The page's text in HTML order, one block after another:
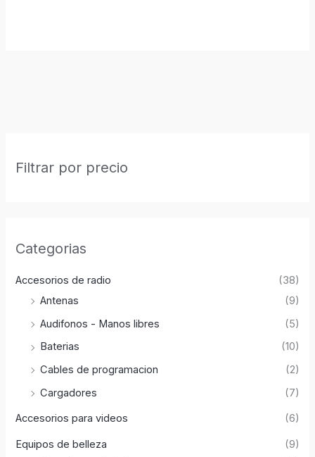
Filtrar por precio
Categorias
Accesorios de radio
(38)
Antenas
(9)
Audifonos - Manos libres
(5)
Baterias
(10)
Cables de programacion
(2)
Cargadores
(7)
Accesorios para videos (6)
Equipos de belleza
(9)